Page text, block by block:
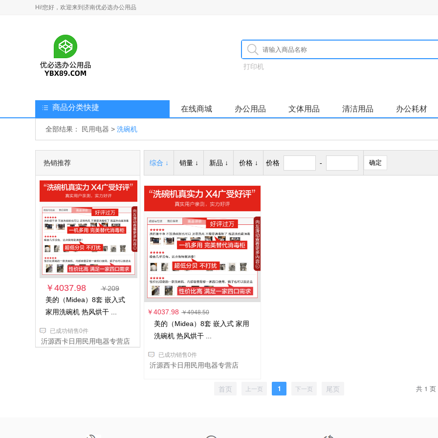
Hi!您好，欢迎来到济南优必选办公用品
打印机
商品分类快捷 在线商城 办公用品 文体用品 清洁用品 办公耗材
全部结果： 民用电器 > 洗碗机
热销推荐
￥4037.98
￥209
美的（Midea）8套 嵌入式
家用洗碗机 热风烘干 ...
已成功销售0件
沂源西卡日用民用电器专营店
综合 ↓ 销量 ↓ 新品 ↓ 价格 ↓ 价格 - 确定
￥4037.98 ￥4948.50
美的（Midea）8套 嵌入式 家用
洗碗机 热风烘干 ...
已成功销售0件
沂源西卡日用民用电器专营店
首页 上一页 1 下一页 尾页 共 1 页